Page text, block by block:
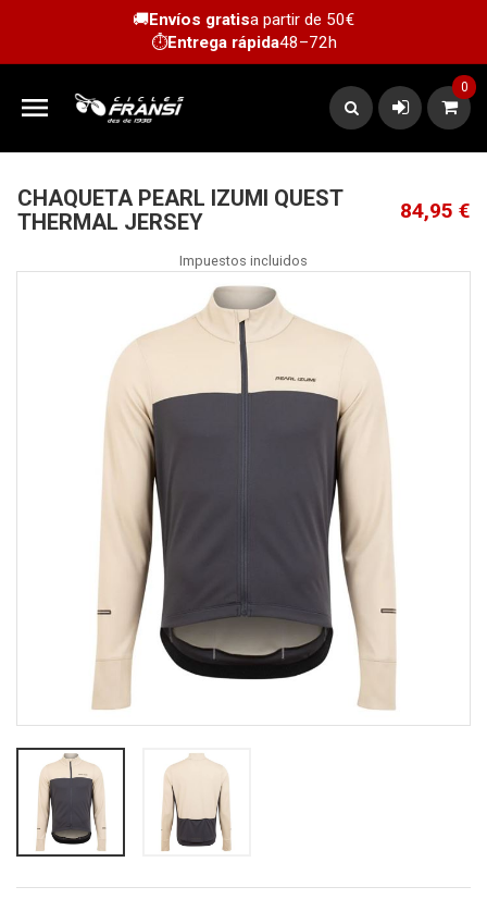
🚚Envíos gratisa partir de 50€
⏱️Entrega rápida48–72h

0
CHAQUETA PEARL IZUMI QUEST
THERMAL JERSEY
84,95 €
Impuestos incluidos